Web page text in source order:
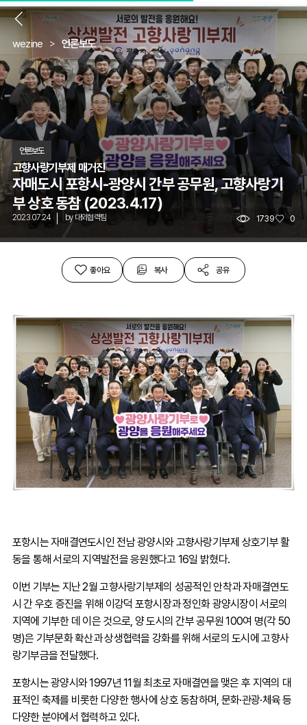
뒤
wezine 언론보도
언론보도
고향사량기부제 매거진
자매도시 포항시-광양시 간부 공무원, 고향사랑기
부 상호 동참 (2023.4.17)
2023.07.24 by 대외협력팀 1739 0
좋아요 복사 공유
포항시는 자매결연도시인 전남 광양시와 고향사랑기부제 상호기부 활
동을 통해 서로의 지역발전을 응원했다고 16일 밝혔다.
이번 기부는 지난 2월 고향사랑기부제의 성공적인 안착과 자매결연도
시 간 우호 증진을 위해 이강덕 포항시장과 정인화 광양시장이 서로의
지역에 기부한 데 이은 것으로, 양 도시의 간부 공무원 100여 명(각 50
명)은 기부문화 확산과 상생협력을 강화를 위해 서로의 도시에 고향사
랑기부금을 전달했다.
포항시는 광양시와 1997년 11월 최초로 자매결연을 맺은 후 지역의 대
표적인 축제를 비롯한 다양한 행사에 상호 동참하며, 문화·관광·체육 등
다양한 분야에서 협력하고 있다.